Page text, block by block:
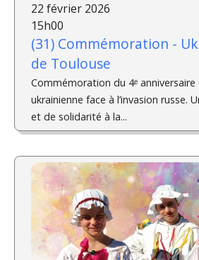
22 février 2026
15h00
(31) Commémoration -
de Toulouse
Commémoration du 4ᵉ anniversaire
ukrainienne face à l’invasion russe.
et de solidarité à la...